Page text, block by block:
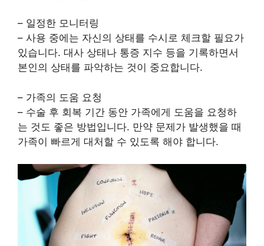
– 일정한 모니터링
– 사용 중에는 자신의 상태를 수시로 체크할 필요가
있습니다. 대사 상태나 통증 지수 등을 기록하면서
본인의 상태를 파악하는 것이 중요합니다.
– 가족의 도움 요청
– 수술 후 회복 기간 동안 가족에게 도움을 요청하
는 것도 좋은 방법입니다. 만약 문제가 발생했을 때
가족이 빠르게 대처할 수 있도록 해야 합니다.